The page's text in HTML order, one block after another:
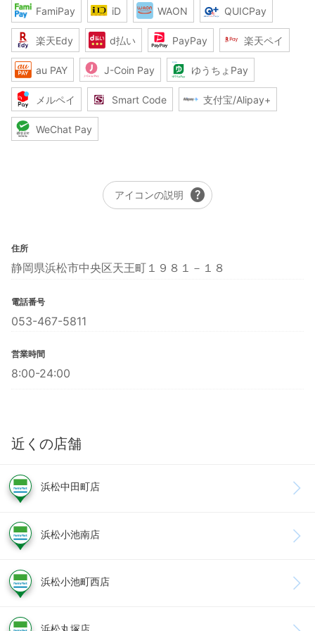
FamiPay iD WAON QUICPay
楽天Edy d払い PayPay 楽天ペイ
au PAY J-Coin Pay ゆうちょPay
メルペイ Smart Code 支付宝/Alipay+
WeChat Pay
アイコンの説明 help
住所
静岡県浜松市中央区天王町１９８１－１８
電話番号
053-467-5811
営業時間
8:00-24:00
近くの店舗
浜松中田町店
浜松小池南店
浜松小池町西店